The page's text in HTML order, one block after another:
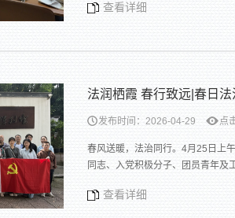
查看详细
法润栖霞 春行致远|春日
发布时间：2026-04-29 点
春风送暖，法治同行。4月25日上
同志、入党积极分子、团员青年
查看详细